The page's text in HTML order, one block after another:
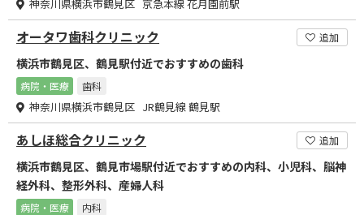
神奈川県横浜市鶴見区 京急本線 花月園前駅
オータワ歯科クリニック 追加
横浜市鶴見区、鶴見駅付近でおすすめの歯科
病院・医療 歯科
神奈川県横浜市鶴見区 JR鶴見線 鶴見駅
あしほ総合クリニック 追加
横浜市鶴見区、鶴見市場駅付近でおすすめの内科、小児科、脳神
経外科、整形外科、産婦人科
病院・医療 内科